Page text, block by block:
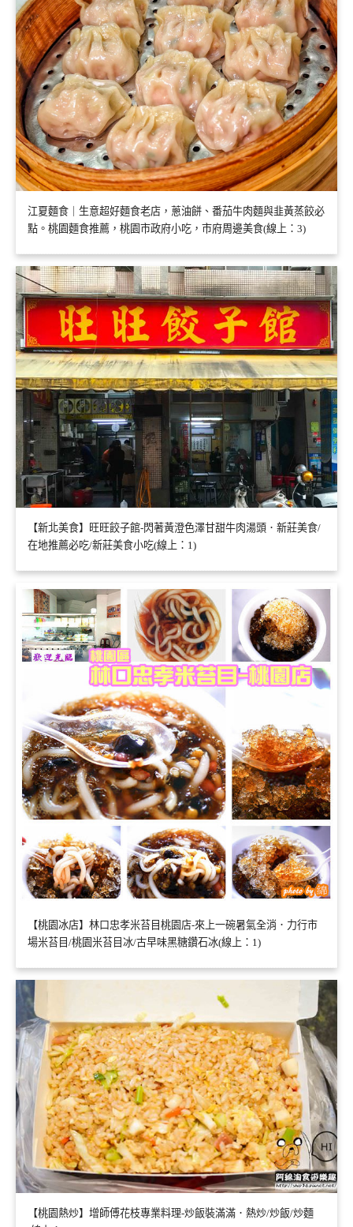
江夏麵食｜生意超好麵食老店，蔥油餅、番茄牛肉麵與韭黃蒸餃必
點。桃園麵食推薦，桃園市政府小吃，市府周邊美食(線上：3)
【新北美食】旺旺餃子館-閃著黃澄色澤甘甜牛肉湯頭．新莊美食/
在地推薦必吃/新莊美食小吃(線上：1)
【桃園冰店】林口忠孝米苔目桃園店-來上一碗暑氣全消．力行市
場米苔目/桃園米苔目冰/古早味黑糖鑽石冰(線上：1)
【桃園熱炒】增師傅花枝專業料理-炒飯裝滿滿．熱炒/炒飯/炒麵